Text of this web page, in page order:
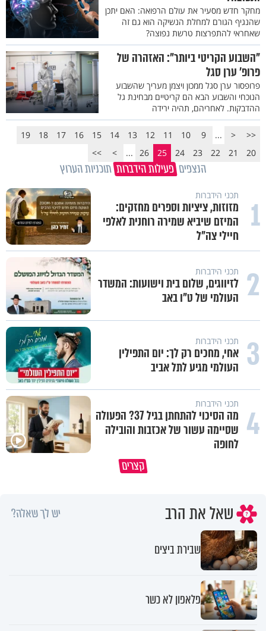
מחקר חדש מסעיר את עולם הרפואה: האם יתכן
שהנגיף הגורם למחלת הנשיקה הוא גם זה
שאחראי להתפרצות טרשת נפוצה?
"השבוע הקריטי ביותר": האזהרה של
פרופ' ערן סגל
פרופסור ערן סגל ממכון ויצמן מעריך שהשבוע
הנוכחי והשבוע הבא הם קריטיים מבחינת גל
ההדבקות. לאחריהם, תהיה ירידה
<<
<
...
9
10
11
12
13
14
15
16
17
18
19
20
21
22
23
24
25
26
...
>
>>
הנצפים פעילות הידברות תוכניות הערוץ
1 תכני הידברות
מזוזות, ציציות וספרים מחזקים:
המיזם שיביא שמירה רוחנית לאלפי
חיילי צה"ל
2 תכני הידברות
לזיווגים, שלום בית וישועות: המשדר
העולמי של ט"ו באב
3 תכני הידברות
אחי, מחכים רק לך: יום התפילין
העולמי מגיע לתל אביב
4 תכני הידברות
מה הסיכוי להתחתן בגיל 37? הפעולה
שסיימה עשור של אכזבות והובילה
לחופה
קצרים
שאל את הרב יש לך שאלה?
שבירת ביצים
פלאפון לא כשר